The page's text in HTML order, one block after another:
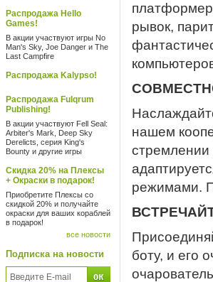
Распродажа Hello
Games!
В акции участвуют игры No
Man's Sky, Joe Danger и The
Last Campfire
Распродажа Kalypso!
Распродажа Fulqrum
Publishing!
В акции участвуют Fell Seal:
Arbiter's Mark, Deep Sky
Derelicts, серия King's
Bounty и другие игры
Скидка 20% на Плексы
+ Окраски в подарок!
Приобретите Плексы со
скидкой 20% и получайте
окраски для ваших кораблей
в подарок!
все новости
Подписка на новости
рывок,
нашем
стремлении
режимами.
боту, и его